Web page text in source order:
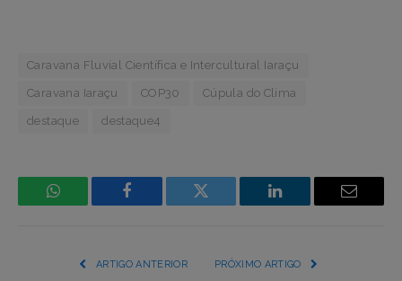
Caravana Fluvial Científica e Intercultural Iaraçu
Caravana Iaraçu COP30 Cúpula do Clima
destaque destaque4
WhatsApp Facebook
Incorpore
(YouTube,
LinkedIn Email
ARTIGO ANTERIOR PRÓXIMO ARTIGO